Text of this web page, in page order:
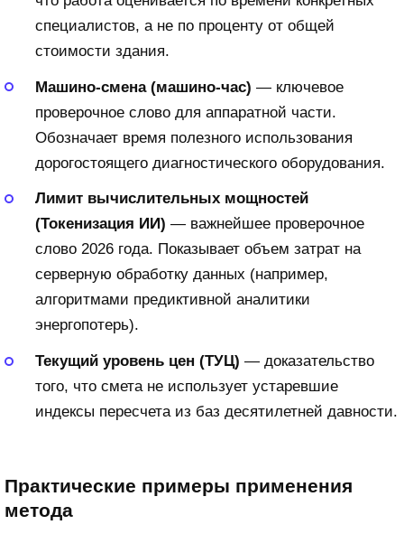
специалистов, а не по проценту от общей
стоимости здания.
Машино-смена (машино-час) — ключевое
проверочное слово для аппаратной части.
Обозначает время полезного использования
дорогостоящего диагностического оборудования.
Лимит вычислительных мощностей
(Токенизация ИИ) — важнейшее проверочное
слово 2026 года. Показывает объем затрат на
серверную обработку данных (например,
алгоритмами предиктивной аналитики
энергопотерь).
Текущий уровень цен (ТУЦ) — доказательство
того, что смета не использует устаревшие
индексы пересчета из баз десятилетней давности.
Практические примеры применения
метода